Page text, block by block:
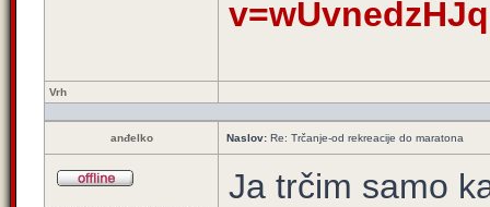
Vrh
anđelko Naslov: Re: Trčanje-od rekreacije do maratona
Ja trčim samo